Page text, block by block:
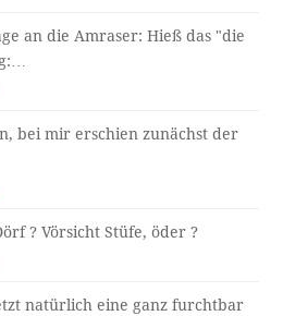
an die Amraser: Hieß das "die
bei mir erschien zunächst der
? Vörsicht Stüfe, öder ?
natürlich eine ganz furchtbar